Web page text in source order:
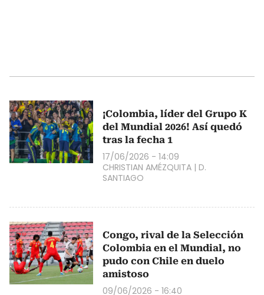
¡Colombia, líder del Grupo K
del Mundial 2026! Así quedó
tras la fecha 1
17/06/2026 - 14:09
CHRISTIAN AMÉZQUITA | D.
SANTIAGO
Congo, rival de la Selección
Colombia en el Mundial, no
pudo con Chile en duelo
amistoso
09/06/2026 - 16:40